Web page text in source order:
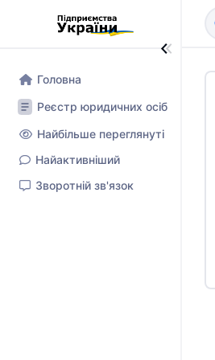
Головна
Реєстр юридичних осіб
Найбільше переглянуті
Найактивніший
Зворотній зв'язок